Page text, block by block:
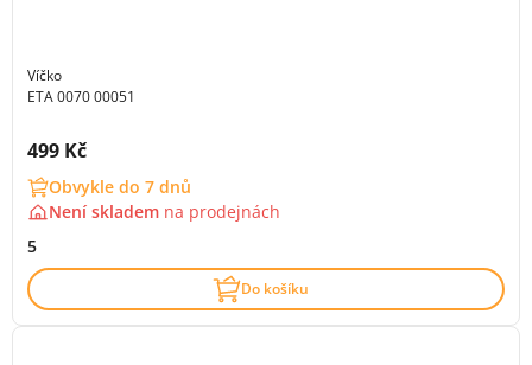
Víčko
ETA 0070 00051
Cena s DPH:
499 Kč
Obvykle do 7 dnů
Není skladem na prodejnách
5
Do košíku